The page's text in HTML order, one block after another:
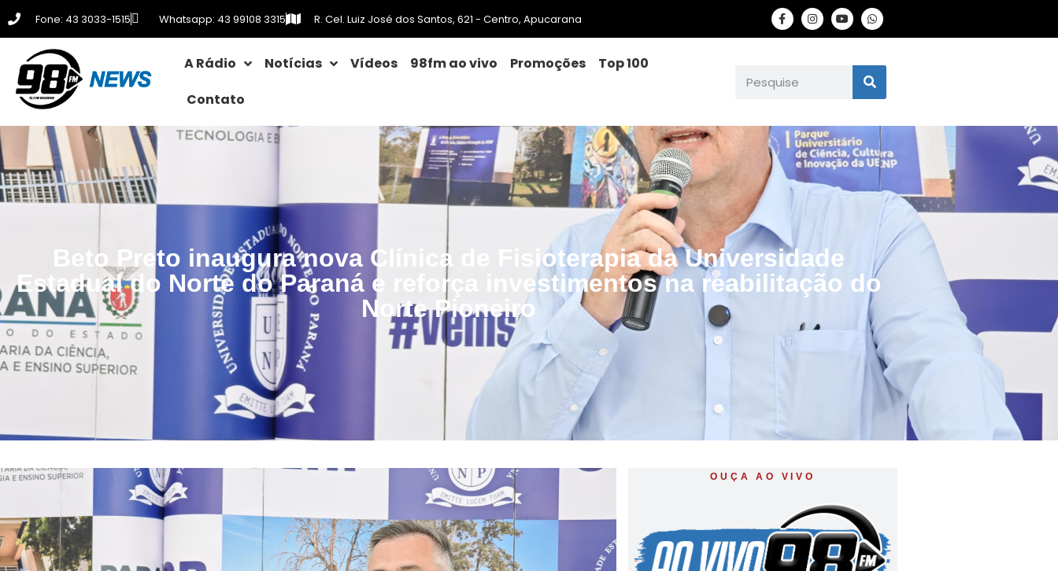
Fone: 43 3033-1515 Whatsapp: 43 99108 3315 R. Cel. Luiz José dos Santos, 621 - Centro, Apucarana
A Rádio Notícias Vídeos 98fm ao vivo Promoções
Top 100
Contato
Beto Preto inaugura nova Clínica de Fisioterapia da Universidade
Estadual do Norte do Paraná e reforça investimentos na reabilitação do
Norte Pioneiro
OUÇA AO VIVO